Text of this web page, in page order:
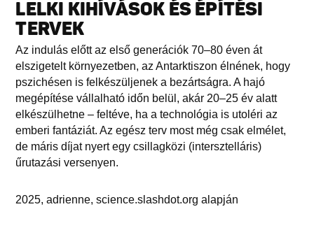
LELKI KIHÍVÁSOK ÉS ÉPÍTÉSI
TERVEK
Az indulás előtt az első generációk 70–80 éven át
elszigetelt környezetben, az Antarktiszon élnének, hogy
pszichésen is felkészüljenek a bezártságra. A hajó
megépítése vállalható időn belül, akár 20–25 év alatt
elkészülhetne – feltéve, ha a technológia is utoléri az
emberi fantáziát. Az egész terv most még csak elmélet,
de máris díjat nyert egy csillagközi (intersztelláris)
űrutazási versenyen.
2025, adrienne, science.slashdot.org alapján